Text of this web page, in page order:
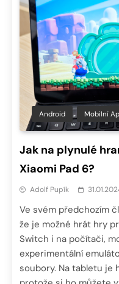
Android Mobilní
Jak na plynulé
Xiaomi Pad 6?
Adolf Pupík
Ve svém předchozím
že je možné hrát hry
Switch i na počítači,
experimentální
soubory. Na tabletu je